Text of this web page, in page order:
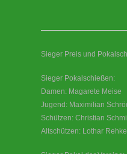
Sieger Preis und
Sieger Pokalschießen:
Damen: Magarete Meise
Jugend: Maximilian
Schützen: Christian
Altschützen: Lothar